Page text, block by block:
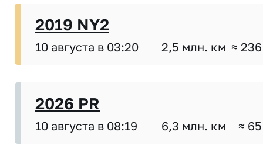
2019 NY2
10 августа в 03:20 2,5 млн. км ≈
2026 PR
10 августа в 08:19 6,3 млн. км ≈